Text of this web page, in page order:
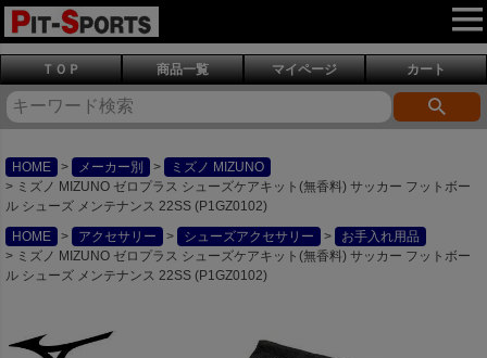
ＴＯＰ 商品一覧 マイページ カート
HOME メーカー別
ミズノ MIZUNO
ミズノ MIZUNO ゼロプラス シューズケアキット(無香料) サッカー フットボー
ル シューズ メンテナンス 22SS (P1GZ0102)
HOME
アクセサリー シューズアクセサリー
お手入れ用品
ミズノ MIZUNO ゼロプラス シューズケアキット(無香料) サッカー フットボー
ル シューズ メンテナンス 22SS (P1GZ0102)